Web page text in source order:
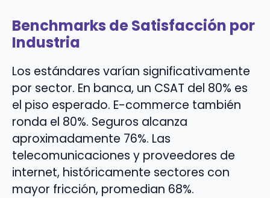
Benchmarks de Satisfacción por
Industria
Los estándares varían significativamente
por sector. En banca, un CSAT del 80% es
el piso esperado. E-commerce también
ronda el 80%. Seguros alcanza
aproximadamente 76%. Las
telecomunicaciones y proveedores de
internet, históricamente sectores con
mayor fricción, promedian 68%.